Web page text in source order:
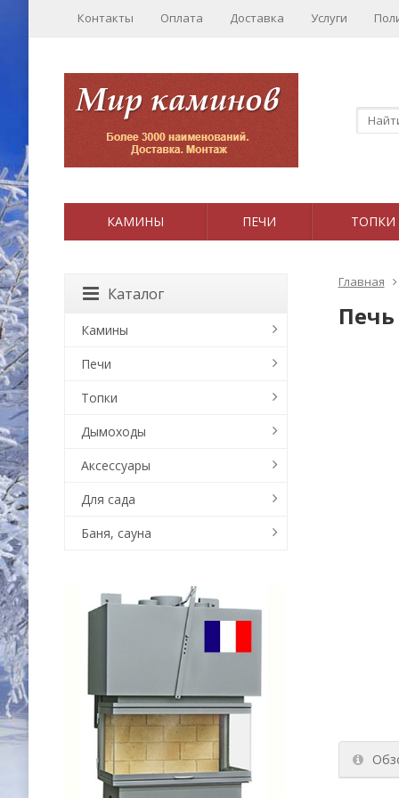
Контакты Оплата Доставка Услуги
КАМИНЫ ПЕЧИ ТОПКИ
Главная
Каталог
Камины
Печи
Топки
Дымоходы
Аксессуары
Для сада
Баня, сауна